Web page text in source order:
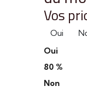
Vos
Oui
Oui
80 %
Non